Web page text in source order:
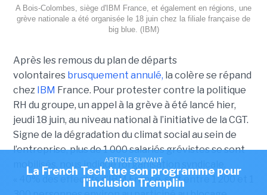
A Bois-Colombes, siège d'IBM France, et également en régions, une
grève nationale a été organisée le 18 juin chez la filiale française de
big blue. (IBM)
Après les remous du plan de départs
volontaires brusquement annulé, la colère se répand
chez IBM France. Pour protester contre la politique
RH du groupe, un appel à la grève à été lancé hier,
jeudi 18 juin, au niveau national à l’initiative de la CGT.
Signe de la dégradation du climat social au sein de
l’entreprise, plus de 1 000 salariés grévistes se sont
mobilisés, nous indique l’organisation syndicale.
« 40% des effectifs d’IBM France, soit entre 1 200 et 1
ARTICLE SUIVANT
La French Tech tue son programme pour
l'inclusion Tremplin